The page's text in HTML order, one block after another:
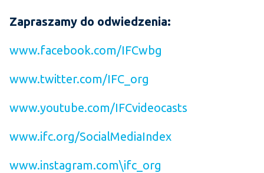
Zapraszamy do odwiedzenia:
www.facebook.com/IFCwbg
www.twitter.com/IFC_org
www.youtube.com/IFCvideocasts
www.ifc.org/SocialMediaIndex
www.instagram.com\ifc_org